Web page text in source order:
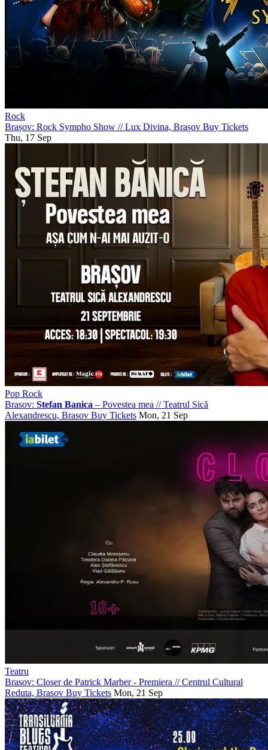
Rock
Brașov: Rock Sympho Show //Lux Divina, Brașov Buy Tickets
Thu, 17 Sep
Pop Rock
Brasov: Stefan Banica – Povestea mea //Teatrul Sică
Alexandrescu, Brasov Buy Tickets Mon, 21 Sep
Teatru
Brasov: Closer de Patrick Marber - Premiera //Centrul Cultural
Reduta, Brasov Buy Tickets Mon, 21 Sep